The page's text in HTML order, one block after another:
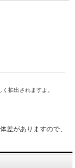
抽出されますよ。
差がありますので、